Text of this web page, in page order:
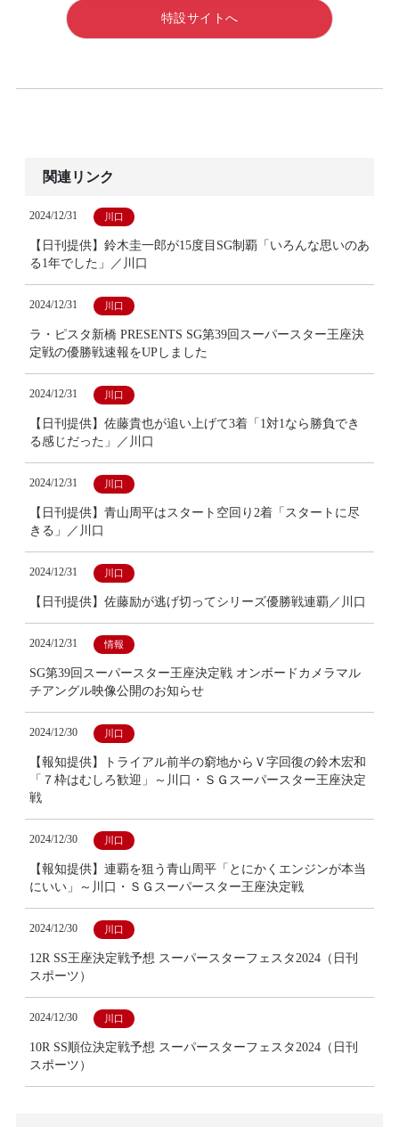
特設サイトへ
関連リンク
2024/12/31 川口
【日刊提供】鈴木圭一郎が15度目SG制覇「いろんな思いのあ
る1年でした」／川口
2024/12/31 川口
ラ・ピスタ新橋 PRESENTS SG第39回スーパースター王座決
定戦の優勝戦速報をUPしました
2024/12/31 川口
【日刊提供】佐藤貴也が追い上げて3着「1対1なら勝負でき
る感じだった」／川口
2024/12/31 川口
【日刊提供】青山周平はスタート空回り2着「スタートに尽
きる」／川口
2024/12/31 川口
【日刊提供】佐藤励が逃げ切ってシリーズ優勝戦連覇／川口
2024/12/31 情報
SG第39回スーパースター王座決定戦 オンボードカメラマル
チアングル映像公開のお知らせ
2024/12/30 川口
【報知提供】トライアル前半の窮地からＶ字回復の鈴木宏和
「７枠はむしろ歓迎」～川口・ＳＧスーパースター王座決定
戦
2024/12/30 川口
【報知提供】連覇を狙う青山周平「とにかくエンジンが本当
にいい」～川口・ＳＧスーパースター王座決定戦
2024/12/30 川口
12R SS王座決定戦予想 スーパースターフェスタ2024（日刊
スポーツ）
2024/12/30 川口
10R SS順位決定戦予想 スーパースターフェスタ2024（日刊
スポーツ）